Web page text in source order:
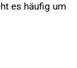
es häufig um